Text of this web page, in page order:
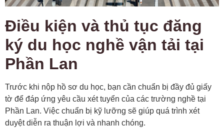
Điều kiện và thủ tục đăng
ký du học nghề vận tải tại
Phần Lan
Trước khi nộp hồ sơ du học, bạn cần chuẩn bị đầy đủ giấy
tờ để đáp ứng yêu cầu xét tuyển của các trường nghề tại
Phần Lan. Việc chuẩn bị kỹ lưỡng sẽ giúp quá trình xét
duyệt diễn ra thuận lợi và nhanh chóng.